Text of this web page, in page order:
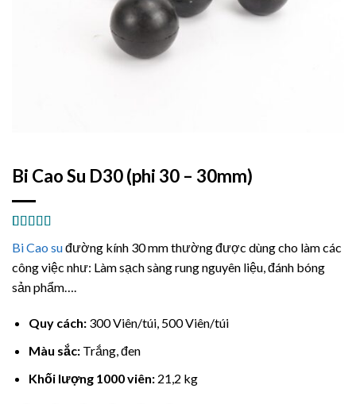
Bi Cao Su D30 (phi 30 – 30mm)
dựa trên
đánh giá
Bi Cao suđường kính 30 mm thường được dùng cho làm các
công việc như: Làm sạch sàng rung nguyên liệu, đánh bóng
sản phẩm….
Quy cách:300 Viên/túi, 500 Viên/túi
Màu sắc:Trắng, đen
Khối lượng 1000 viên:21,2 kg